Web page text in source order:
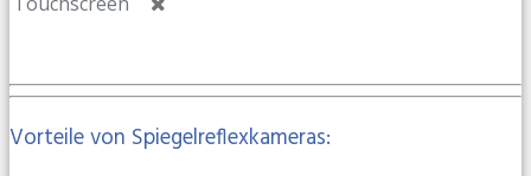
Vorteile von Spiegelreflexkameras: